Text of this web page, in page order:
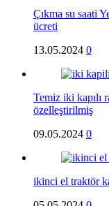
Çıkma su saati
ücreti
13.05.2024 0
Temiz iki kapılı
özelleştirilmiş
09.05.2024 0
ikinci el traktör